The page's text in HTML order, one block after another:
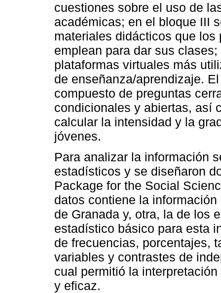
cuestiones sobre el uso de
académicas; en el bloque III
materiales didácticos que
emplean para dar sus
plataformas virtuales más
de enseñanza/aprendizaje.
compuesto de preguntas
condicionales y abiertas, así
calcular la intensidad y la
jóvenes.
Para analizar la información
estadísticos y se diseñaron
Package for the Social
datos contiene la
de Granada y, otra, la de los
estadístico básico para esta
de frecuencias, porcentajes,
variables y contrastes de
cual permitió la
y eficaz.